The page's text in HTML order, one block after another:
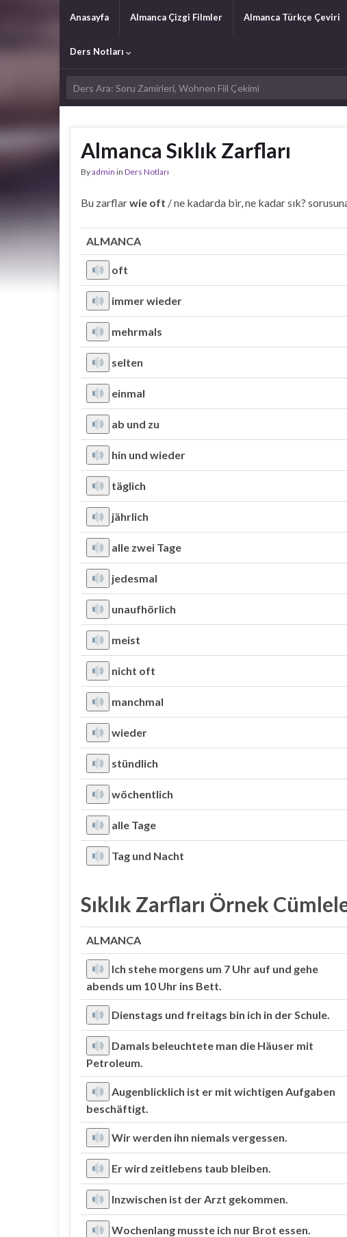
Anasayfa Almanca Çizgi Filmler Almanca Türkçe Çeviri
Ders Notları
Almanca Sıklık Zarfları
Byadmin in Ders Notları
Bu zarflarwie oft / ne kadarda bir, ne kadar sık?
ALMANCA
oft
immer wieder
mehrmals
selten
einmal
ab und zu
hin und wieder
täglich
jährlich
alle zwei Tage
jedesmal
unaufhörlich
meist
nicht oft
manchmal
wieder
stündlich
wöchentlich
alle Tage
Tag und Nacht
Sıklık Zarfları Örnek
ALMANCA
Ich stehe morgens um 7 Uhr auf und gehe
abends um 10 Uhr ins Bett.
Dienstags und freitags bin ich in der Schule.
Damals beleuchtete man die Häuser mit
Petroleum.
Augenblicklich ist er mit wichtigen Aufgaben
beschäftigt.
Wir werden ihn niemals vergessen.
Er wird zeitlebens taub bleiben.
Inzwischen ist der Arzt gekommen.
Wochenlang musste ich nur Brot essen.